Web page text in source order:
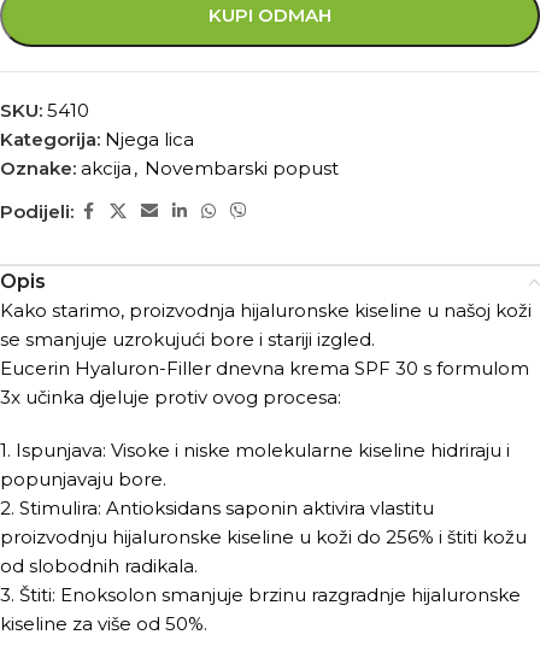
KUPI ODMAH
SKU: 5410
Kategorija: Njega lica
Oznake: akcija , Novembarski popust
Podijeli:
Opis
Kako starimo, proizvodnja hijaluronske kiseline u našoj koži
se smanjuje uzrokujući bore i stariji izgled.
Eucerin Hyaluron-Filler dnevna krema SPF 30 s formulom
3x učinka djeluje protiv ovog procesa:
1. Ispunjava: Visoke i niske molekularne kiseline hidriraju i
popunjavaju bore.
2. Stimulira: Antioksidans saponin aktivira vlastitu
proizvodnju hijaluronske kiseline u koži do 256% i štiti kožu
od slobodnih radikala.
3. Štiti: Enoksolon smanjuje brzinu razgradnje hijaluronske
kiseline za više od 50%.